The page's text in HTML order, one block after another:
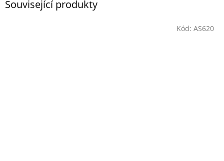
Související produkty
Kód: AS620